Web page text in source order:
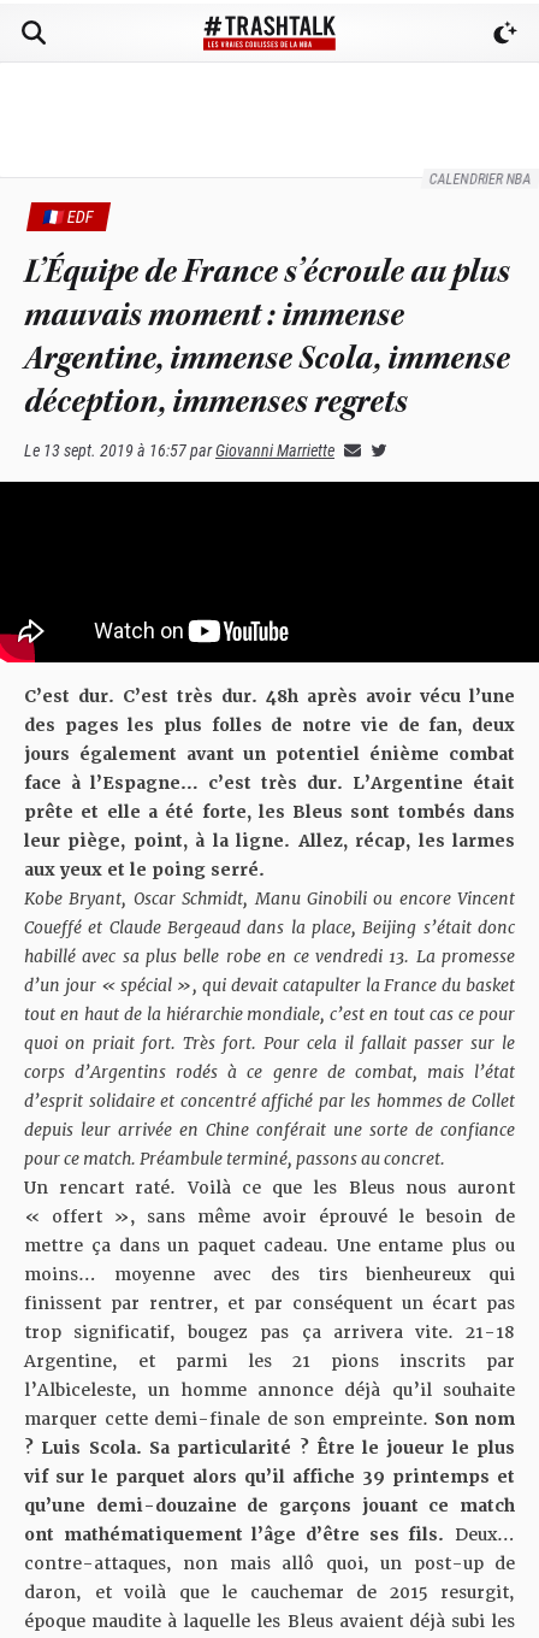
CALENDRIER NBA
🇫🇷 EDF
L’Équipe de France s’écroule au plus
mauvais moment : immense
Argentine, immense Scola, immense
déception, immenses regrets
Le 13 sept. 2019 à 16:57parGiovanni Marriette
C’est dur. C’est très dur. 48h après avoir vécu l’une
des pages les plus folles de notre vie de fan, deux
jours également avant un potentiel énième combat
face à l’Espagne… c’est très dur. L’Argentine était
prête et elle a été forte, les Bleus sont tombés dans
leur piège, point, à la ligne. Allez, récap, les larmes
aux yeux et le poing serré.
Kobe Bryant, Oscar Schmidt, Manu Ginobili ou encore Vincent
Coueffé et Claude Bergeaud dans la place, Beijing s’était donc
habillé avec sa plus belle robe en ce vendredi 13. La promesse
d’un jour « spécial », qui devait catapulter la France du basket
tout en haut de la hiérarchie mondiale, c’est en tout cas ce pour
quoi on priait fort. Très fort. Pour cela il fallait passer sur le
corps d’Argentins rodés à ce genre de combat, mais l’état
d’esprit solidaire et concentré affiché par les hommes de Collet
depuis leur arrivée en Chine conférait une sorte de confiance
pour ce match. Préambule terminé, passons au concret.
Un rencart raté. Voilà ce que les Bleus nous auront
« offert », sans même avoir éprouvé le besoin de
mettre ça dans un paquet cadeau. Une entame plus ou
moins… moyenne avec des tirs bienheureux qui
finissent par rentrer, et par conséquent un écart pas
trop significatif, bougez pas ça arrivera vite. 21-18
Argentine, et parmi les 21 pions inscrits par
l’Albiceleste, un homme annonce déjà qu’il souhaite
marquer cette demi-finale de son empreinte. Son nom
? Luis Scola. Sa particularité ? Être le joueur le plus
vif sur le parquet alors qu’il affiche 39 printemps et
qu’une demi-douzaine de garçons jouant ce match
ont mathématiquement l’âge d’être ses fils. Deux…
contre-attaques, non mais allô quoi, un post-up de
daron, et voilà que le cauchemar de 2015 resurgit,
époque maudite à laquelle les Bleus avaient déjà subi les